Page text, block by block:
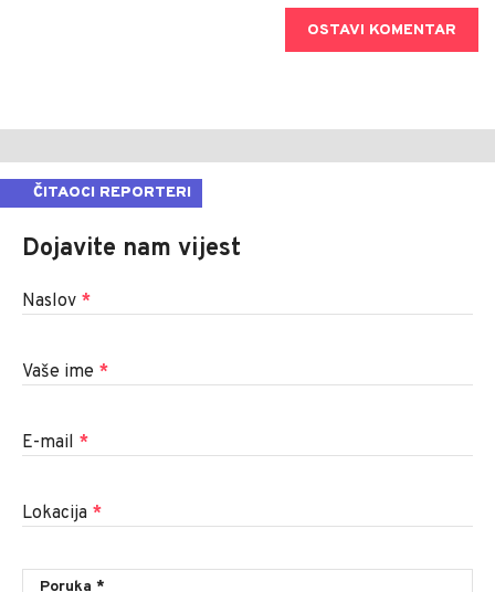
OSTAVI KOMENTAR
ČITAOCI REPORTERI
Dojavite nam vijest
Naslov *
Vaše ime *
E-mail *
Lokacija *